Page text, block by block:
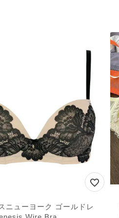
ニューヨーク ゴールドレ